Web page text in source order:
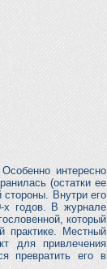
интересно
(остатки ее
Внутри его
х годов. В журнале
который
практике. Местный
для привлечения
превратить его в